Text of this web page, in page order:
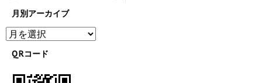
月別アーカイブ
QRコード